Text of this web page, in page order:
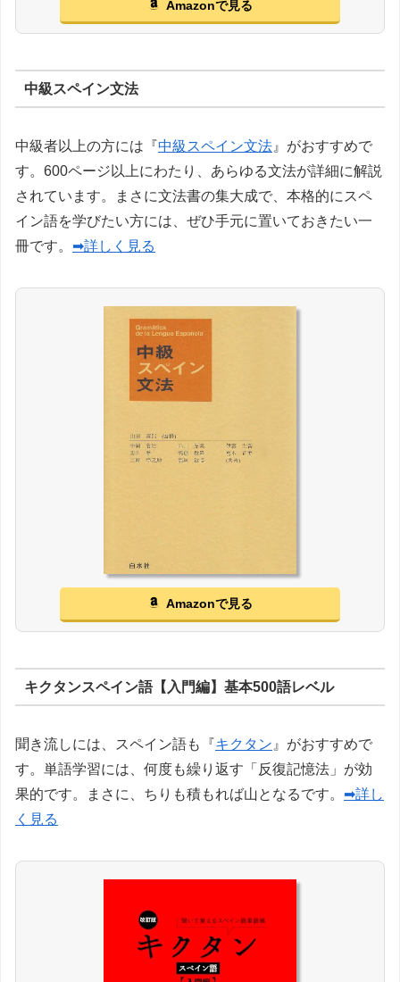
Amazonで見る
中級スペイン文法
中級者以上の方には『中級スペイン文法 』がおすすめで
す。600ページ以上にわたり、あらゆる文法が詳細に解説
されています。まさに文法書の集大成で、本格的にスペ
イン語を学びたい方には、ぜひ手元に置いておきたい一
冊です。 ➡詳しく見る
Amazonで見る
キクタンスペイン語【入門編】基本500語レベル
聞き流しには、スペイン語も『キクタン 』がおすすめで
す。単語学習には、何度も繰り返す「反復記憶法」が効
果的です。まさに、ちりも積もれば山となるです。 ➡詳し
く見る